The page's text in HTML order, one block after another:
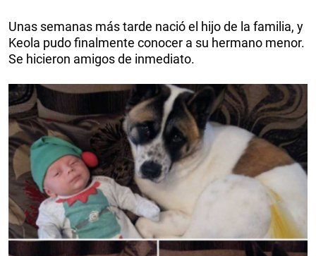
Unas semanas más tarde nació el hijo de la familia, y
Keola pudo finalmente conocer a su hermano menor.
Se hicieron amigos de inmediato.